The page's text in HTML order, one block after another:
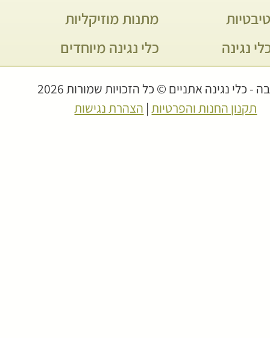
מתנות מוזיקליות
נגינה
כלי נגינה מיוחדים
- כלי נגינה אתניים © כל הזכויות שמורות 2026
תקנון החנות והפרטיות| הצהרת נגישות